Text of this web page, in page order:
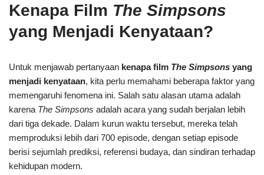
Kenapa Film The Simpsons
yang Menjadi Kenyataan?
Untuk menjawab pertanyaan kenapa film The Simpsons yang
menjadi kenyataan, kita perlu memahami beberapa faktor yang
memengaruhi fenomena ini. Salah satu alasan utama adalah
karena The Simpsons adalah acara yang sudah berjalan lebih
dari tiga dekade. Dalam kurun waktu tersebut, mereka telah
memproduksi lebih dari 700 episode, dengan setiap episode
berisi sejumlah prediksi, referensi budaya, dan sindiran terhadap
kehidupan modern.